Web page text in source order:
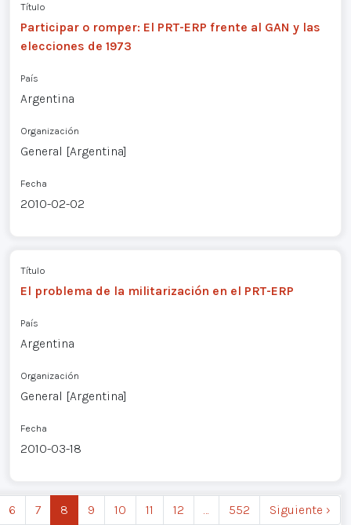
Título
Participar o romper: El PRT-ERP frente al GAN y las
elecciones de 1973
País
Argentina
Organización
General [Argentina]
Fecha
2010-02-02
Título
El problema de la militarización en el PRT-ERP
País
Argentina
Organización
General [Argentina]
Fecha
2010-03-18
6 7 8 9 10 11 12 … 552 Siguiente ›